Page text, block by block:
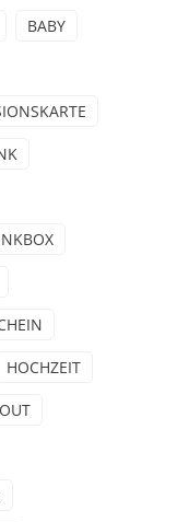
BABY
HOCHZEIT